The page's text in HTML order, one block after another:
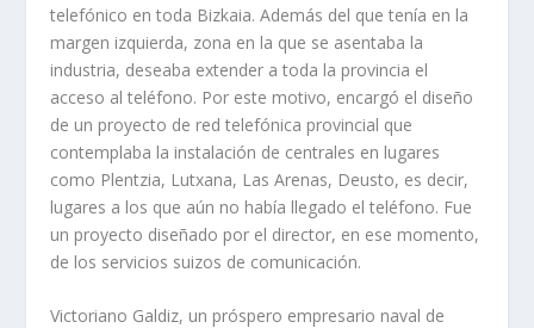
telefónico en toda Bizkaia. Además del que tenía en la
margen izquierda, zona en la que se asentaba la
industria, deseaba extender a toda la provincia el
acceso al teléfono. Por este motivo, encargó el diseño
de un proyecto de red telefónica provincial que
contemplaba la instalación de centrales en lugares
como Plentzia, Lutxana, Las Arenas, Deusto, es decir,
lugares a los que aún no había llegado el teléfono. Fue
un proyecto diseñado por el director, en ese momento,
de los servicios suizos de comunicación.
Victoriano Galdiz, un próspero empresario naval de